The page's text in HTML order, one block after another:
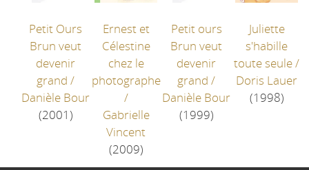
Petit Ours
Brun veut
devenir
grand /
Danièle Bour
(2001)
Ernest et
Célestine
chez le
photographe
/
Gabrielle
Vincent
(2009)
Petit ours
Brun veut
devenir
grand /
Danièle Bour
(1999)
Juliette
s'habille
toute seule/
Doris Lauer
(1998)